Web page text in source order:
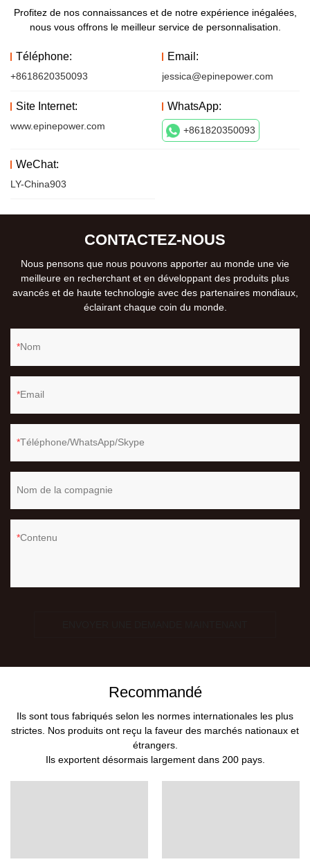
Profitez de nos connaissances et de notre expérience inégalées,
nous vous offrons le meilleur service de personnalisation.
Téléphone:
+8618620350093
Email:
jessica@epinepower.com
Site Internet:
www.epinepower.com
WhatsApp:
+861820350093
WeChat:
LY-China903
CONTACTEZ-NOUS
Nous pensons que nous pouvons apporter au monde une vie
meilleure en recherchant et en développant des produits plus
avancés et de haute technologie avec des partenaires mondiaux,
éclairant chaque coin du monde.
Nom
Email
Téléphone/WhatsApp/Skype
Nom de la compagnie
Contenu
Recommandé
Ils sont tous fabriqués selon les normes internationales les plus
strictes. Nos produits ont reçu la faveur des marchés nationaux et
étrangers.
Ils exportent désormais largement dans 200 pays.